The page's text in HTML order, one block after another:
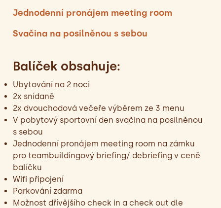
Jednodenní pronájem meeting room
Svačina na posilněnou s sebou
Balíček obsahuje:
Ubytování na 2 noci
2x snídaně
2x dvouchodová večeře výběrem ze 3 menu
V pobytový sportovní den svačina na posilněnou
s sebou
Jednodenní pronájem meeting room na zámku
pro teambuildingový briefing/ debriefing v ceně
balíčku
Wifi připojení
Parkování zdarma
Možnost dřívějšího check in a check out dle